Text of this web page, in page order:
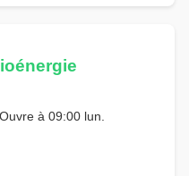
à 09:00 lun.